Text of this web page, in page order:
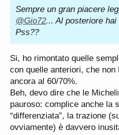
Sempre un gran piacere
@Gio72... Al posteriore
Pss??
Si, ho rimontato quelle
con quelle anteriori, che
ancora al 60/70%.
Beh, devo dire che le
pauroso: complice anche la
“differenziata”, la trazione
ovviamente) è davvero